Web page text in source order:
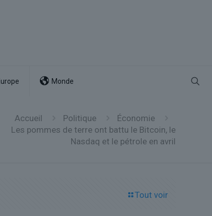
Monde
Accueil Politique
Économie
Les pommes de terre ont battu le Bitcoin, le
Nasdaq et le pétrole en avril
Tout voir